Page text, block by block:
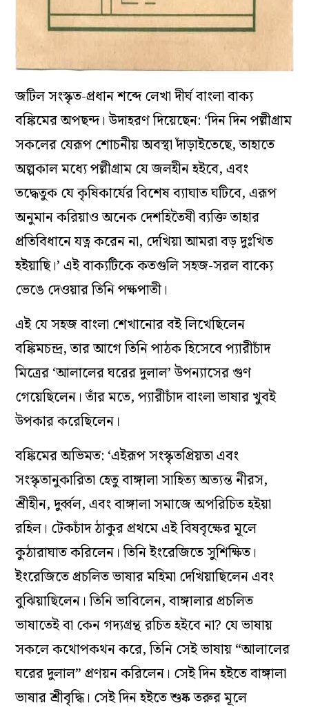
জটিল সংস্কৃত-প্রধান শব্দে লেখা দীর্ঘ বাংলা বাক্য
বঙ্কিমের অপছন্দ। উদাহরণ দিয়েছেন: ‘দিন দিন পল্লীগ্রাম
সকলের যেরূপ শোচনীয় অবস্থা দাঁড়াইতেছে, তাহাতে
অল্পকাল মধ্যে পল্লীগ্রাম যে জলহীন হইবে, এবং
তদ্ধেতুক যে কৃষিকার্যের বিশেষ ব্যাঘাত ঘটিবে, এরূপ
অনুমান করিয়াও অনেক দেশহিতৈষী ব্যক্তি তাহার
প্রতিবিধানে যত্ন করেন না, দেখিয়া আমরা বড় দুঃখিত
হইয়াছি।’ এই বাক্যটিকে কতগুলি সহজ-সরল বাক্যে
ভেঙে দেওয়ার তিনি পক্ষপাতী।
এই যে সহজ বাংলা শেখানোর বই লিখেছিলেন
বঙ্কিমচন্দ্র, তার আগে তিনি পাঠক হিসেবে প্যারীচাঁদ
মিত্রের ‘আলালের ঘরের দুলাল’ উপন্যাসের গুণ
গেয়েছিলেন। তাঁর মতে, প্যারীচাঁদ বাংলা ভাষার খুবই
উপকার করেছিলেন।
বঙ্কিমের অভিমত: ‘এইরূপ সংস্কৃতপ্রিয়তা এবং
সংস্কৃতানুকারিতা হেতু বাঙ্গালা সাহিত্য অত্যন্ত নীরস,
শ্রীহীন, দুর্ব্বল, এবং বাঙ্গালা সমাজে অপরিচিত হইয়া
রহিল। টেকচাঁদ ঠাকুর প্রথমে এই বিষবৃক্ষের মূলে
কুঠারাঘাত করিলেন। তিনি ইংরেজিতে সুশিক্ষিত।
ইংরেজিতে প্রচলিত ভাষার মহিমা দেখিয়াছিলেন এবং
বুঝিয়াছিলেন। তিনি ভাবিলেন, বাঙ্গালার প্রচলিত
ভাষাতেই বা কেন গদ্যগ্রন্থ রচিত হইবে না? যে ভাষায়
সকলে কথোপকথন করে, তিনি সেই ভাষায় “আলালের
ঘরের দুলাল” প্রণয়ন করিলেন। সেই দিন হইতে বাঙ্গালা
ভাষার শ্রীবৃদ্ধি। সেই দিন হইতে শুষ্ক তরুর মূলে